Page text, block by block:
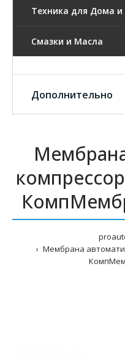
Техника для Дома и
Смазки и Масла
Дополнительно
Мембрана